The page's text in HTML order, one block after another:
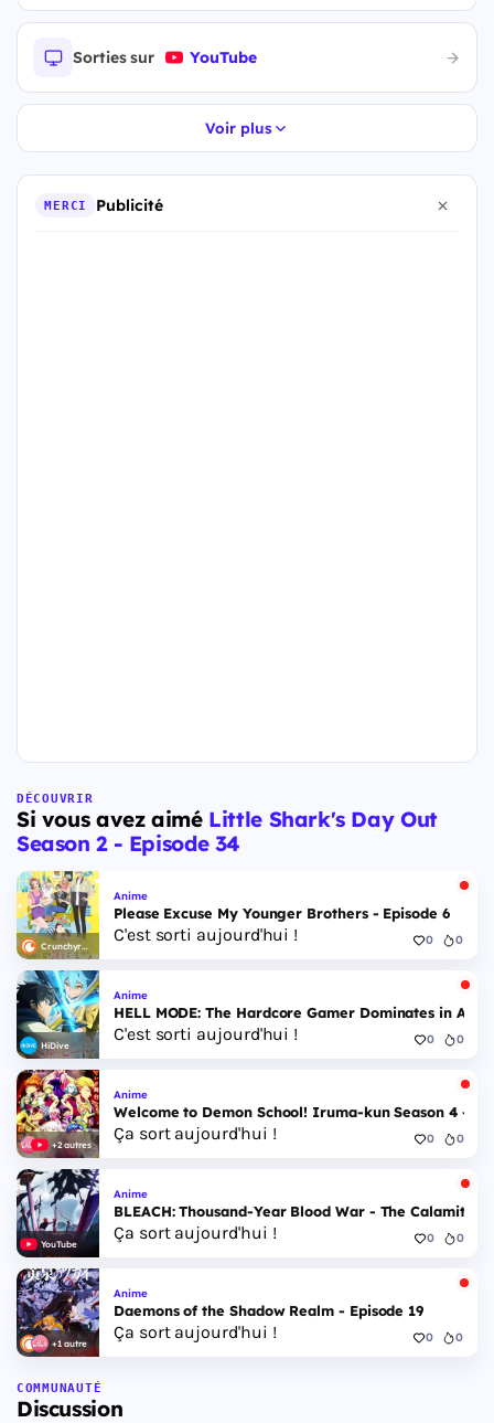
Sorties sur YouTube
Voir plus
MERCI Publicité
DÉCOUVRIR
Si vous avez aimé Little Shark's Day Out
Season 2 - Episode 34
Crunchyroll
Anime
Please Excuse My Younger Brothers - Episode 6
C'est sorti aujourd'hui ! 0 0
HiDive
Anime
HELL MODE: The Hardcore Gamer Dominates in
C'est sorti aujourd'hui ! 0 0
+2 autres
Anime
Welcome to Demon School! Iruma-kun Season 4 -
Ça sort aujourd'hui ! 0 0
YouTube
Anime
BLEACH: Thousand-Year Blood War - The Calamity -
Ça sort aujourd'hui ! 0 0
+1 autre
Anime
Daemons of the Shadow Realm - Episode 19
Ça sort aujourd'hui ! 0 0
COMMUNAUTÉ
Discussion